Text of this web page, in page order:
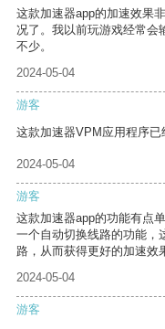
这款加速器app的加速效果
况了。我以前玩游戏经常会
不少。
2024-05-04
游客
这款加速器VPM应用程序已
2024-05-04
游客
这款加速器app的功能有点
一个自动切换线路的功能，
路，从而获得更好的加速效
2024-05-04
游客